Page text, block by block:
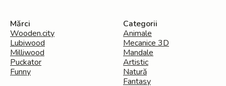
Mărci
Wooden.city
Lubiwood
Milliwood
Puckator
Funny
Categorii
Animale
Mecanice 3D
Mandale
Artistic
Natură
Fantasy